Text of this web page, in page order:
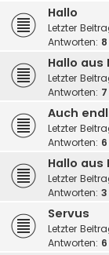
Hallo
Letzter
Antworten: 8
Hallo aus
Letzter
Antworten: 7
Auch
Letzter
Antworten: 6
Hallo aus
Letzter
Antworten: 3
Servus
Letzter
Antworten: 6